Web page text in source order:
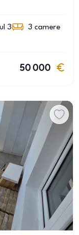
3 3 camere
50 000